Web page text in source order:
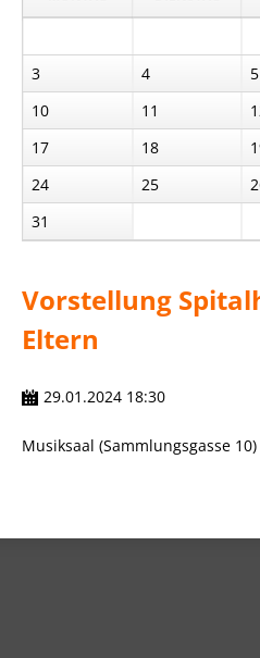
3
4 5
10
11
17
18
24
25
31
Vorstellung
Eltern
29.01.2024 18:30
Musiksaal (Sammlungsgasse 10)